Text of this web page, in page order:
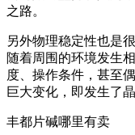
之路。
另外物理稳定性也是
随着周围的环境发生
度、操作条件，甚至
巨大变化，即发生了
丰都片碱哪里有卖